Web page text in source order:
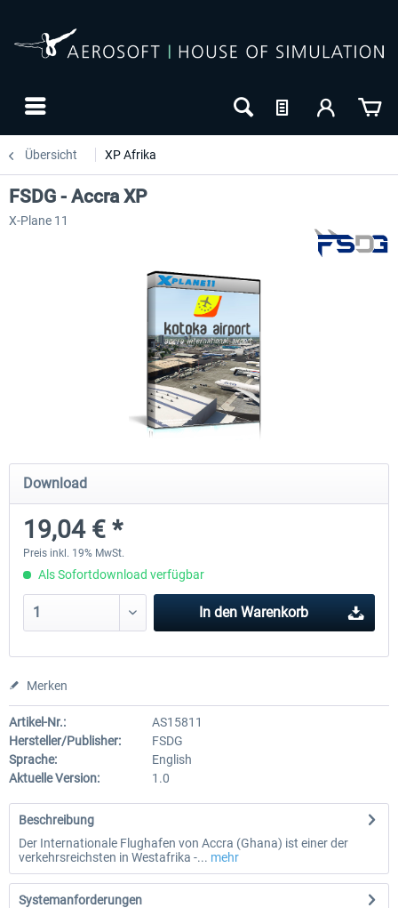
Übersicht XP Afrika
FSDG - Sharm El-Sheikh XP
15,47 € *
FSDG - Dakar XP
FSDG - Accra XP
X-Plane 11
Download
19,04 € *
Preis inkl. 19% MwSt.
Als Sofortdownload verfügbar
In den Warenkorb
Merken
Artikel-Nr.:
AS15811
Hersteller/Publisher:
FSDG
Sprache:
English
Aktuelle Version:
1.0
Beschreibung
Der Internationale Flughafen von Accra (Ghana) ist einer der
verkehrsreichsten in Westafrika -... mehr
Systemanforderungen